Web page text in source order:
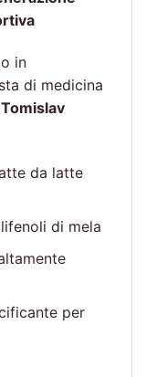
in
di medicina
da latte
di mela
per